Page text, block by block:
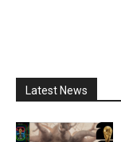
Latest News